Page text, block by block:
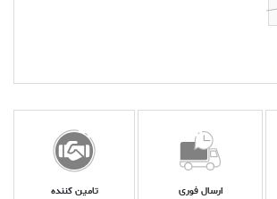
ارسال فوری تامین کننده